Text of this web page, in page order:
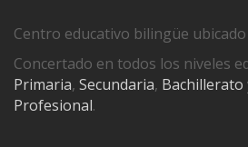
Centro educativo bilingüe
Concertado en todos los niveles
Primaria, Secundaria, Bachillerato
Profesional.